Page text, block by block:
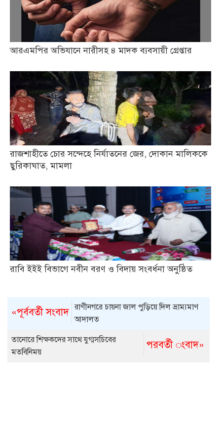
আরএমপির অভিযানে নারীসহ ৪ মাদক ব্যবসায়ী গ্রেপ্তার
রাজশাহীতে চোর সন্দেহে নির্যাতনের জের, দোকান মালিককে
ছুরিকাঘাত, মামলা
রাবি ইইই বিভাগে নবীন বরণ ও বিদায় সংবর্ধনা অনুষ্ঠিত
«পূর্ববর্তী সংবাদ রাণীনগরে চায়না জাল পুড়িয়ে দিল ভ্রাম্যমাণ
আদালত
পরবর্তী ংবাদ»
তানোরে শিক্ষকদের সাথে যুগ্মসচিবের
মতবিনিময়